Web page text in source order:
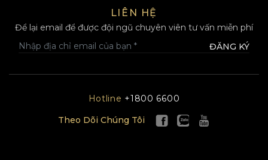
LIÊN HỆ
Để lại email để được đội ngũ chuyên viên tư vấn miễn phí
ĐĂNG KÝ
Hotline +1800 6600
Theo Dõi Chúng Tôi